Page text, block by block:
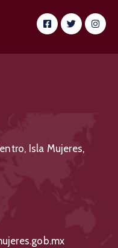
Isla Mujeres,